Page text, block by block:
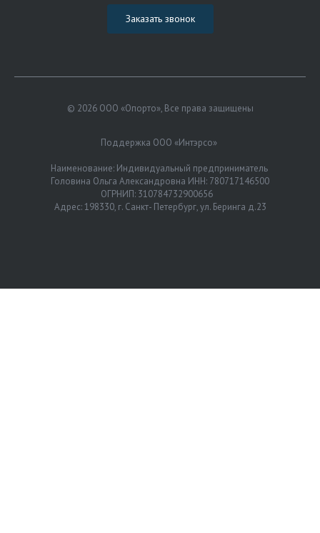
Заказать звонок
© 2026 ООО «Опорто», Все права защищены
Поддержка ООО «Интэрсо»
Наименование: Индивидуальный предприниматель
Головина Ольга Александровна ИНН: 780717146500
ОГРНИП: 310784732900656
Адрес: 198330, г. Санкт- Петербург, ул. Беринга д.23